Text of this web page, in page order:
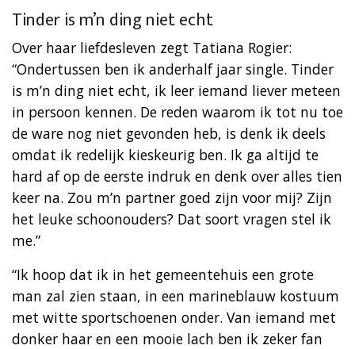
Tinder is m’n ding niet echt
Over haar liefdesleven zegt Tatiana Rogier:
“Ondertussen ben ik anderhalf jaar single. Tinder
is m’n ding niet echt, ik leer iemand liever meteen
in persoon kennen. De reden waarom ik tot nu toe
de ware nog niet gevonden heb, is denk ik deels
omdat ik redelijk kieskeurig ben. Ik ga altijd te
hard af op de eerste indruk en denk over alles tien
keer na. Zou m’n partner goed zijn voor mij? Zijn
het leuke schoonouders? Dat soort vragen stel ik
me.”
“Ik hoop dat ik in het gemeentehuis een grote
man zal zien staan, in een marineblauw kostuum
met witte sportschoenen onder. Van iemand met
donker haar en een mooie lach ben ik zeker fan